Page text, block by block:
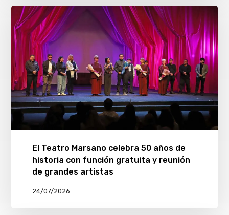
El Teatro Marsano celebra 50 años de
historia con función gratuita y reunión
de grandes artistas
24/07/2026